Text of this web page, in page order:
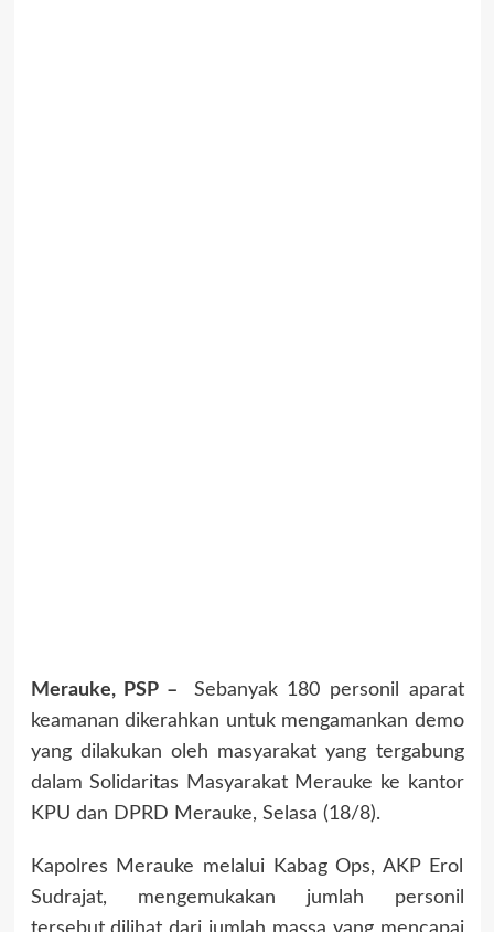
Merauke, PSP – Sebanyak 180 personil aparat
keamanan dikerahkan untuk mengamankan demo
yang dilakukan oleh masyarakat yang tergabung
dalam Solidaritas Masyarakat Merauke ke kantor
KPU dan DPRD Merauke, Selasa (18/8).
Kapolres Merauke melalui Kabag Ops, AKP Erol
Sudrajat, mengemukakan jumlah personil